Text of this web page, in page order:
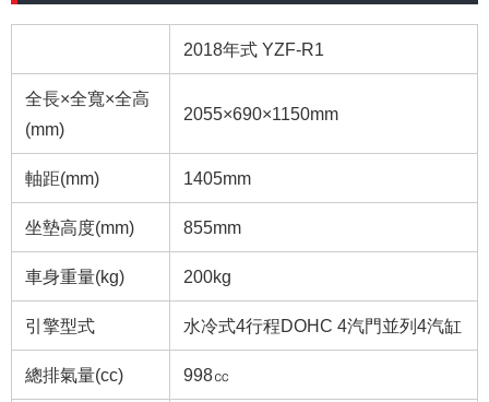
2018年式 YZF-R1
全長×全寬×全高
(mm)
2055×690×1150mm
軸距(mm) 1405mm
坐墊高度(mm) 855mm
車身重量(kg) 200kg
引擎型式 水冷式4行程DOHC 4汽門並列4汽缸
總排氣量(cc) 998㏄